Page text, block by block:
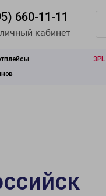
660-11-11
кабинет
3PL